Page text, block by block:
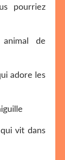
pourriez
de
les
vit dans